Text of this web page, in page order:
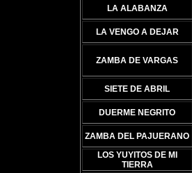
LA ALABANZA
LA VENGO A DEJAR
ZAMBA DE VARGAS
SIETE DE ABRIL
DUERME NEGRITO
ZAMBA DEL PAJUERANO
LOS YUYITOS DE MI
TIERRA